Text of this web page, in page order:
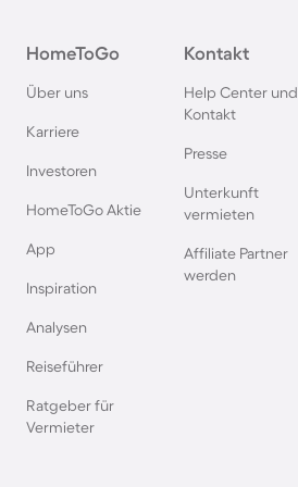
Meerblick in Scharbeutz
Ferienwohnungen mit
Meerblick an der Polnischen
Ostsee
Meerblick auf Wangerooge
Ferienwohnungen mit
Ferienwohnungen mit
Meerblick in Wismar
HomeToGo
Über uns
Karriere
Investoren
HomeToGo Aktie
App
Inspiration
Analysen
Reiseführer
Ratgeber für
Vermieter
Kontakt
Help Center und
Kontakt
Presse
Unterkunft
vermieten
Affiliate Partner
werden